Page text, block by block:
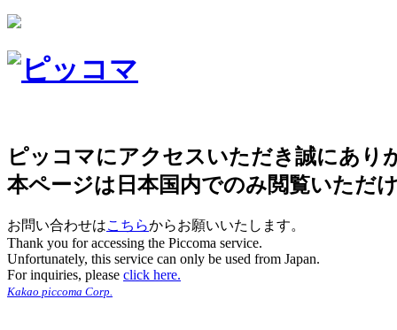
ピッコマにアクセスいただき誠にあり
本ページは日本国内でのみ閲覧いただ
お問い合わせはこちらからお願いいたします。
Thank you for accessing the Piccoma service.
Unfortunately, this service can only be used from Japan.
For inquiries, please click here.
Kakao piccoma Corp.